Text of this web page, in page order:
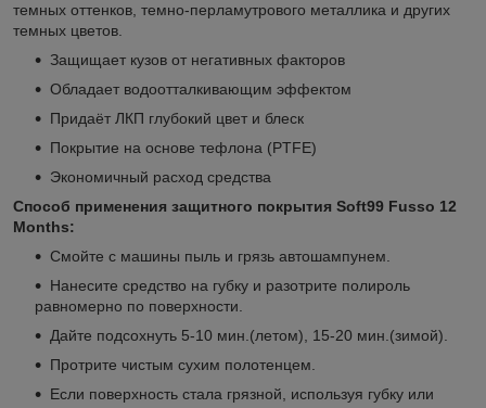
темных оттенков, темно-перламутрового металлика и других
темных цветов.
Защищает кузов от негативных факторов
Обладает водоотталкивающим эффектом
Придаёт ЛКП глубокий цвет и блеск
Покрытие на основе тефлона (PTFE)
Экономичный расход средства
Способ применения защитного покрытия Soft99 Fusso 12
Months:
Смойте с машины пыль и грязь автошампунем.
Нанесите средство на губку и разотрите полироль
равномерно по поверхности.
Дайте подсохнуть 5-10 мин.(летом), 15-20 мин.(зимой).
Протрите чистым сухим полотенцем.
Если поверхность стала грязной, используя губку или